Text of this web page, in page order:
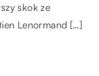
skok ze
Lenormand […]